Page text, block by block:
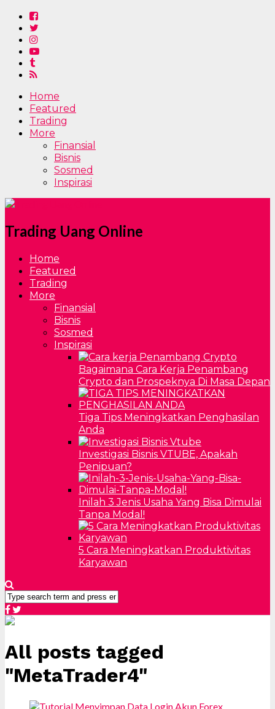
Home
Featured
Trading
More
Finansial
Bisnis
Sosmed
Inspirasi
Trading Uang Online
Home
Featured
Trading
More
Finansial
Bisnis
Sosmed
Inspirasi
Bagaimana Cara Kerja Penambang
Crypto dan Prospeknya Di Masa Depan
Tiga Tips Meningkatkan Penghasilan
Anda
Investigasi Bisnis VTUBE, Apakah
Penipuan?
Inilah 3 Jenis Usaha Yang Bisa Dimulai
Tanpa Modal!
5 Cara Meningkatkan Produktivitas
Karyawan
All posts tagged
"MetaTrader4"